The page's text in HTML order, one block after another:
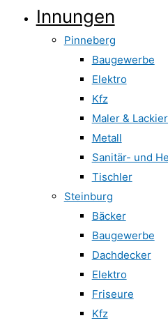
Innungen
Pinneberg
Baugewerbe
Elektro
Kfz
Maler &
Metall
Sanitär- und
Tischler
Steinburg
Bäcker
Baugewerbe
Dachdecker
Elektro
Friseure
Kfz